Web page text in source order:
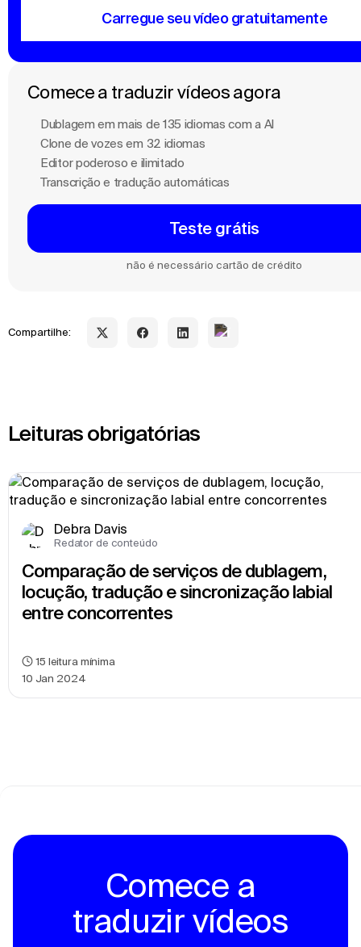
Carregue seu vídeo gratuitamente
Comece a traduzir vídeos agora
Dublagem em mais de 135 idiomas com a Al
Clone de vozes em 32 idiomas
Editor poderoso e ilimitado
Transcrição e tradução automáticas
Teste grátis
não é necessário cartão de crédito
Compartilhe:
Leituras obrigatórias
Debra Davis
Redator de conteúdo
Comparação de serviços de dublagem,
locução, tradução e sincronização labial
entre concorrentes
10 Jan 2024
15 leitura mínima
Comece a
traduzir vídeos